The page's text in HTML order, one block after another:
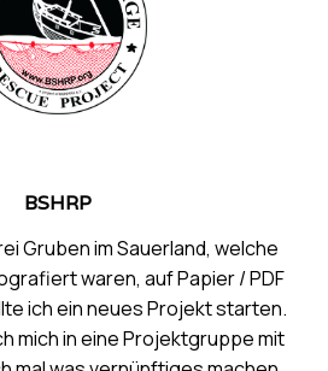
BSHRP
Gruben im Sauerland, welche
waren, auf Papier / PDF
ich ein neues Projekt starten.
mich in eine Projektgruppe mit